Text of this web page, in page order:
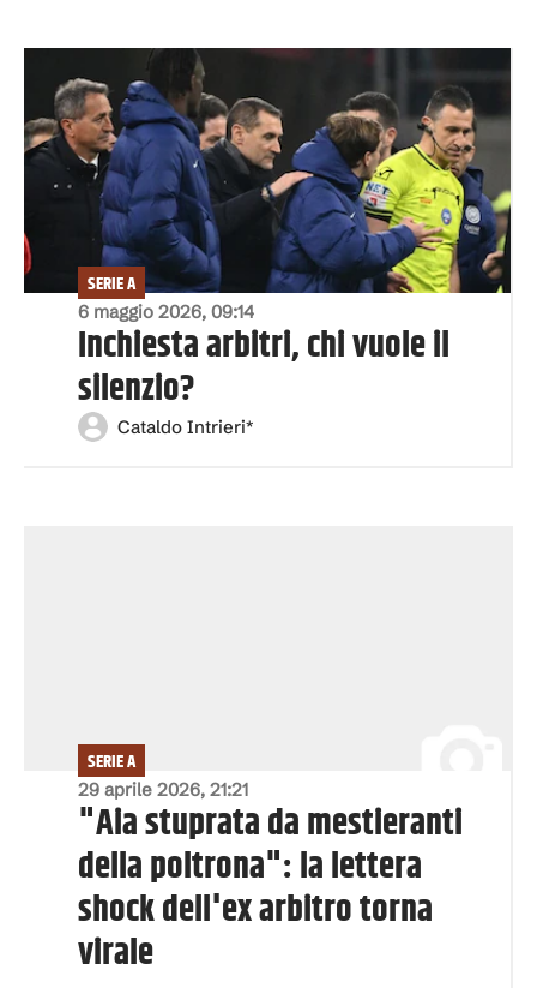
6 maggio 2026, 09:14
SERIE A
Inchiesta arbitri, chi vuole il
silenzio?
Cataldo Intrieri*
29 aprile 2026, 21:21
SERIE A
"Aia stuprata da mestieranti
della poltrona": la lettera
shock dell'ex arbitro torna
virale